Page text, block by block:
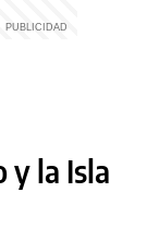
y la Isla